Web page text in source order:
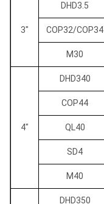
3"
DHD3.5
COP32/COP34
M30
4"
DHD340
COP44
QL40
SD4
M40
DHD350